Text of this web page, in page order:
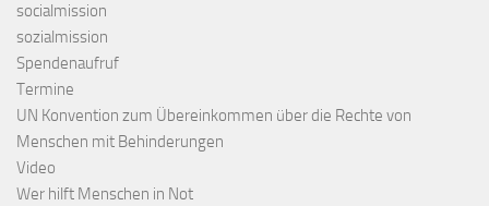
socialmission
sozialmission
Spendenaufruf
Termine
UN Konvention zum Übereinkommen über die Rechte von
Menschen mit Behinderungen
Video
Wer hilft Menschen in Not